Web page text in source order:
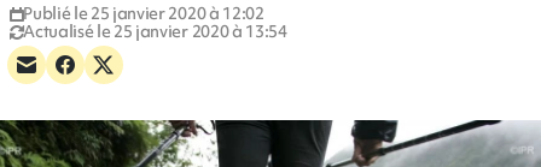
Publié le 25 janvier 2020 à 12:02
Actualisé le 25 janvier 2020 à 13:54